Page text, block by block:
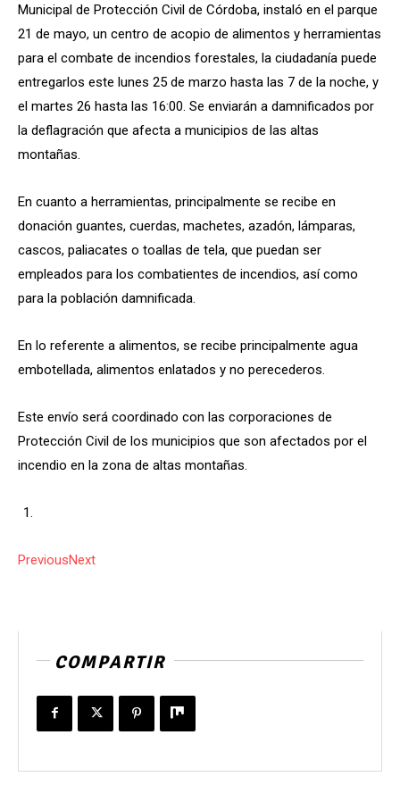
Municipal de Protección Civil de Córdoba, instaló en el parque
21 de mayo, un centro de acopio de alimentos y herramientas
para el combate de incendios forestales, la ciudadanía puede
entregarlos este lunes 25 de marzo hasta las 7 de la noche, y
el martes 26 hasta las 16:00. Se enviarán a damnificados por
la deflagración que afecta a municipios de las altas
montañas.
En cuanto a herramientas, principalmente se recibe en
donación guantes, cuerdas, machetes, azadón, lámparas,
cascos, paliacates o toallas de tela, que puedan ser
empleados para los combatientes de incendios, así como
para la población damnificada.
En lo referente a alimentos, se recibe principalmente agua
embotellada, alimentos enlatados y no perecederos.
Este envío será coordinado con las corporaciones de
Protección Civil de los municipios que son afectados por el
incendio en la zona de altas montañas.
PreviousNext
COMPARTIR